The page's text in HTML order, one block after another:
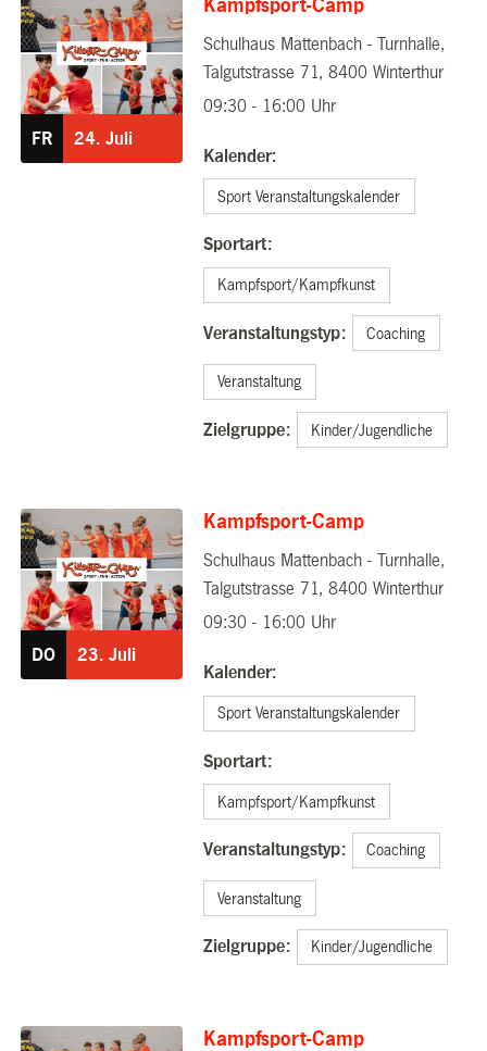
FR 24. Juli
Kampfsport-Camp
Schulhaus Mattenbach - Turnhalle,
Talgutstrasse 71, 8400 Winterthur
09:30 - 16:00 Uhr
Kalender:
Sport Veranstaltungskalender
Sportart:
Kampfsport/Kampfkunst
Veranstaltungstyp: Coaching
Veranstaltung
Zielgruppe: Kinder/Jugendliche
DO 23. Juli
Kampfsport-Camp
Schulhaus Mattenbach - Turnhalle,
Talgutstrasse 71, 8400 Winterthur
09:30 - 16:00 Uhr
Kalender:
Sport Veranstaltungskalender
Sportart:
Kampfsport/Kampfkunst
Veranstaltungstyp: Coaching
Veranstaltung
Zielgruppe: Kinder/Jugendliche
Kampfsport-Camp